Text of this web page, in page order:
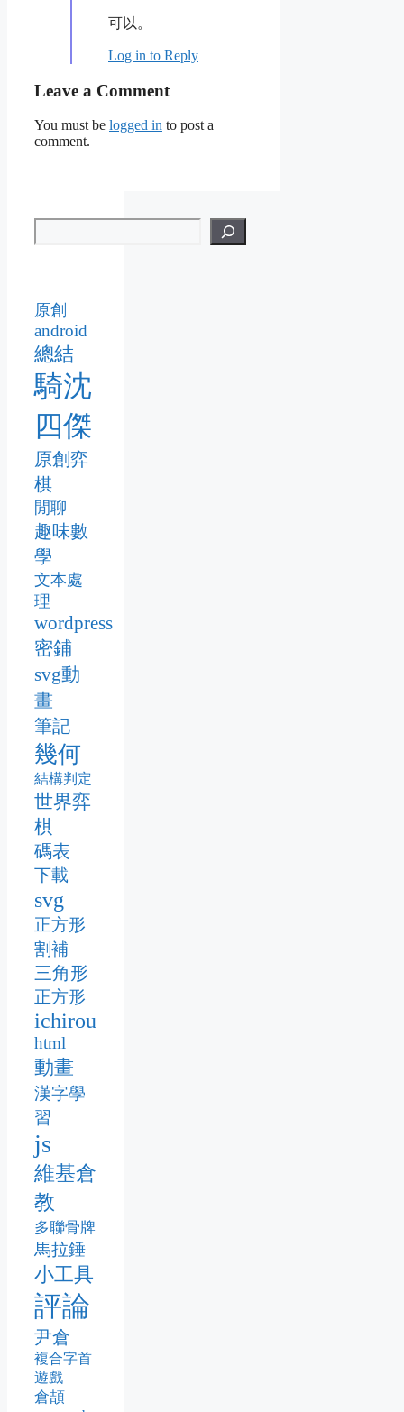
可以。
Log in to Reply
Leave a Comment
You must be logged in to post a
comment.
原創
android
總結
騎沈
四傑
原創弈
棋
閒聊
趣味數
學
文本處
理
wordpress
密鋪
svg動
畫
筆記
幾何
結構判定
世界弈
棋
碼表
下載
svg
正方形
割補
三角形
正方形
ichirou
html
動畫
漢字學
習
js
維基倉
教
多聯骨牌
馬拉錘
小工具
評論
尹倉
複合字首
遊戲
倉頡